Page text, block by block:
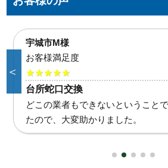
合志市K様
お客様満足度
★★★★★
給湯器水漏れ
直ぐに対応していただき助かりま
ばお願いいたします。
＜